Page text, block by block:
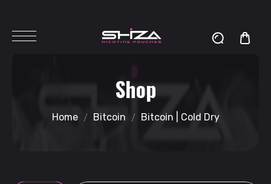
Shop
Home Bitcoin Bitcoin | Cold Dry